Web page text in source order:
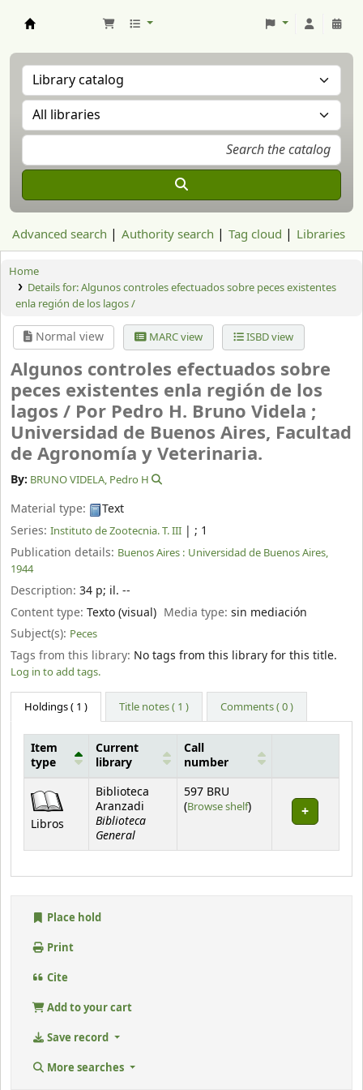
Advanced search Authority search Tag cloud Libraries
Home
Details for:Algunos controles efectuados sobre peces existentes
enla región de los lagos /
Normal view MARC view ISBD view
Algunos controles efectuados sobre
peces existentes enla región de los
lagos / Por Pedro H. Bruno Videla ;
Universidad de Buenos Aires, Facultad
de Agronomía y Veterinaria.
By: BRUNO VIDELA, Pedro H
Material type:
Text
Series: Instituto de Zootecnia. T. III | ; 1
Publication details: Buenos Aires : Universidad de Buenos Aires,
1944
Description: 34 p; il. --
Content type: Texto (visual) Media type:sin mediación
Subject(s): Peces
Tags from this library: No tags from this library for this title.
Log in to add tags.
Holdings( 1 ) Title notes ( 1 ) Comments ( 0 )
Holdings
Item
type
Current
library
Call
number
Libros
Biblioteca
Aranzadi
Biblioteca
General
597 BRU
(Browse shelf(Opens below)
)
Place hold
Print
Cite
Add to your cart
Save record
More searches